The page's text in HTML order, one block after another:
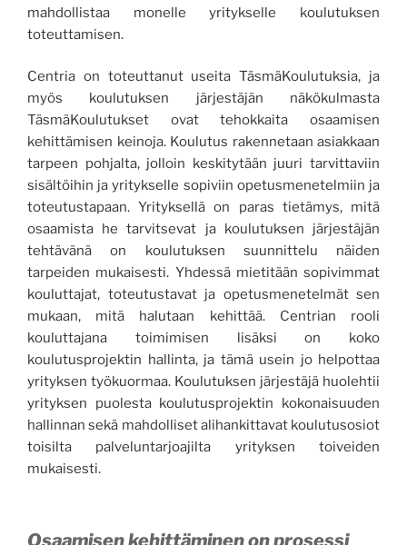
mahdollistaa monelle yritykselle koulutuksen
toteuttamisen.
Centria on toteuttanut useita TäsmäKoulutuksia, ja
myös koulutuksen järjestäjän näkökulmasta
TäsmäKoulutukset ovat tehokkaita osaamisen
kehittämisen keinoja. Koulutus rakennetaan asiakkaan
tarpeen pohjalta, jolloin keskitytään juuri tarvittaviin
sisältöihin ja yritykselle sopiviin opetusmenetelmiin ja
toteutustapaan. Yrityksellä on paras tietämys, mitä
osaamista he tarvitsevat ja koulutuksen järjestäjän
tehtävänä on koulutuksen suunnittelu näiden
tarpeiden mukaisesti. Yhdessä mietitään sopivimmat
kouluttajat, toteutustavat ja opetusmenetelmät sen
mukaan, mitä halutaan kehittää. Centrian rooli
kouluttajana toimimisen lisäksi on koko
koulutusprojektin hallinta, ja tämä usein jo helpottaa
yrityksen työkuormaa. Koulutuksen järjestäjä huolehtii
yrityksen puolesta koulutusprojektin kokonaisuuden
hallinnan sekä mahdolliset alihankittavat koulutusosiot
toisilta palveluntarjoajilta yrityksen toiveiden
mukaisesti.
Osaamisen kehittäminen on prosessi